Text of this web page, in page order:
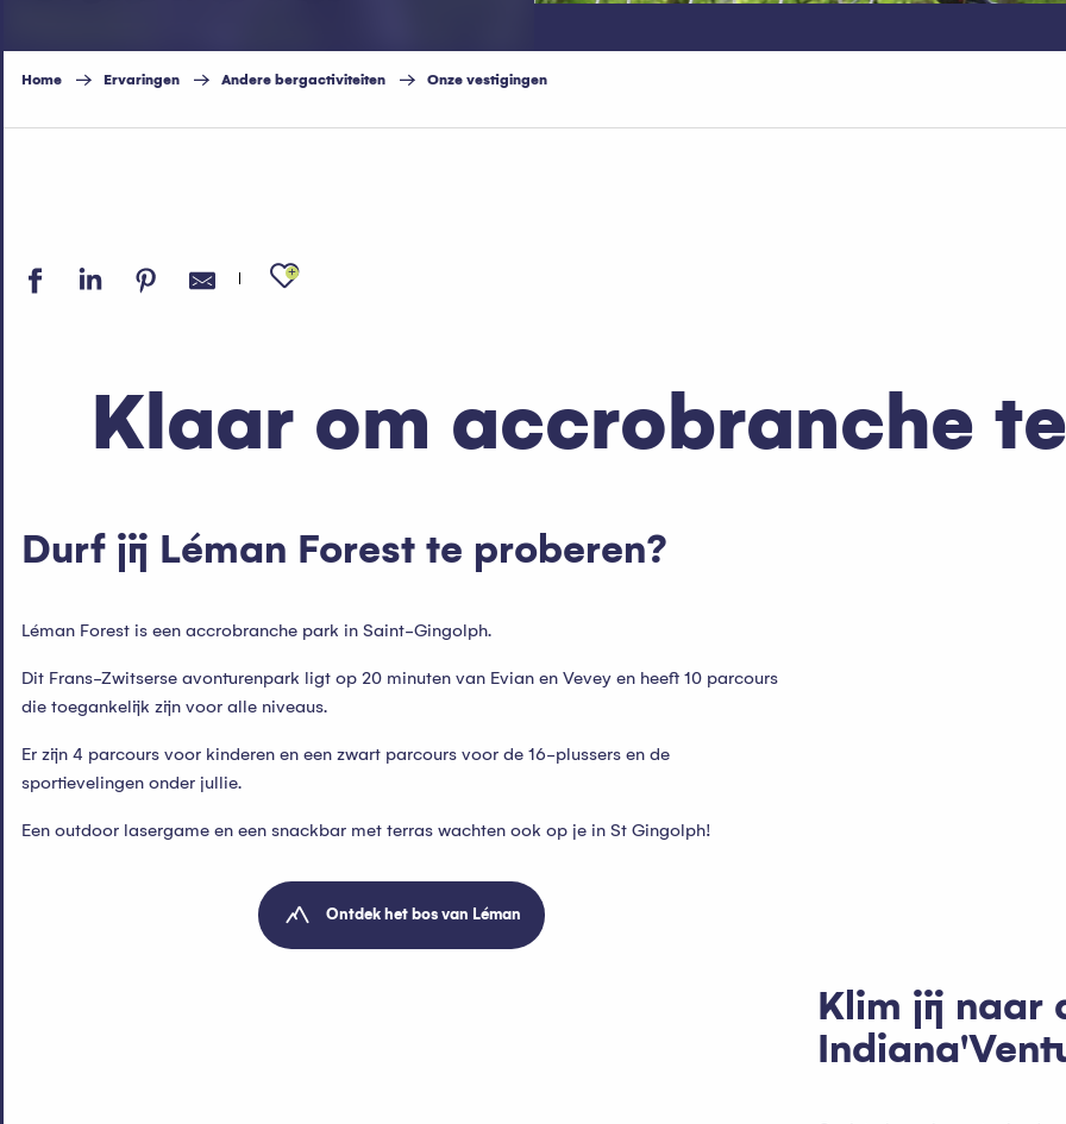
Home Ervaringen Andere bergactiviteiten Onze vestigingen
Ajouter aux favoris
Klaar om accrobranche
Durf jij Léman Forest te proberen?
Léman Forest is een accrobranche park in Saint-Gingolph.
Dit Frans-Zwitserse avonturenpark ligt op 20 minuten van Evian en Vevey en heeft 10 parcours
die toegankelijk zijn voor alle niveaus.
Er zijn 4 parcours voor kinderen en een zwart parcours voor de 16-plussers en de
sportievelingen onder jullie.
Een outdoor lasergame en een snackbar met terras wachten ook op je in St Gingolph!
Ontdek het bos van Léman
Klim jij naar